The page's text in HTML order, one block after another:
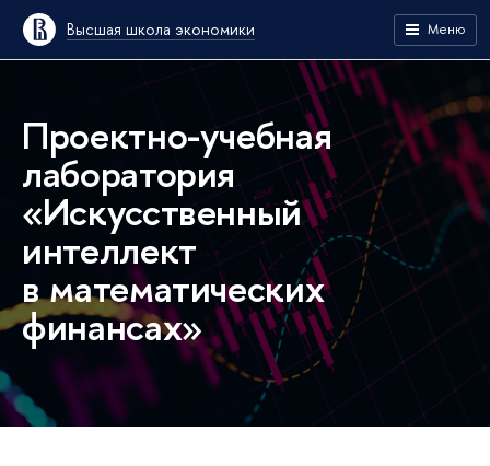
Высшая школа экономики Меню
Проектно-учебная
лаборатория
«Искусственный
интеллект
в математических
финансах»